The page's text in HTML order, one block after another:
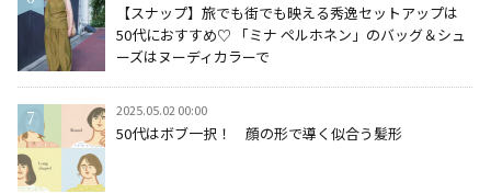
【スナップ】旅でも街でも映える秀逸セットアップは
50代におすすめ♡ 「ミナ ペルホネン」のバッグ＆シュ
ーズはヌーディカラーで
2025.05.02 00:00
50代はボブ一択！ 顔の形で導く似合う髪形